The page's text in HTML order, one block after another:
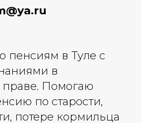
пенсиям в Туле с
в
Помогаю
по старости,
потере кормильца